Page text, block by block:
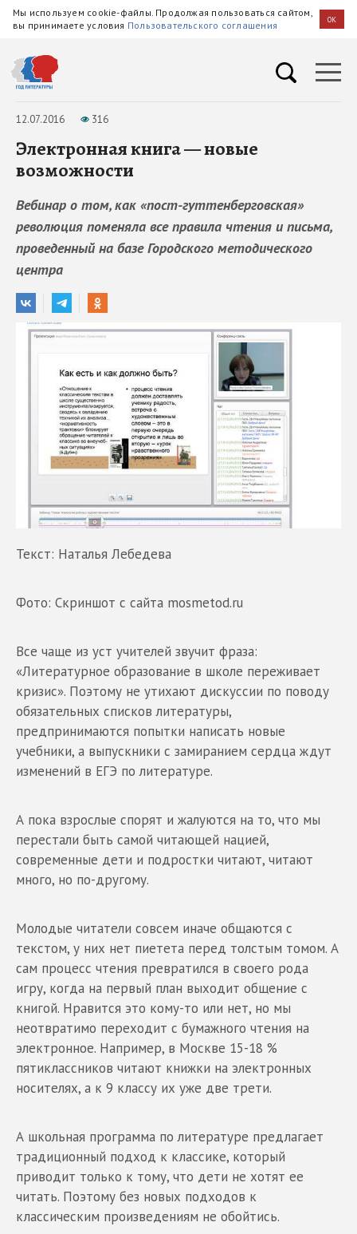
Мы используем cookie-файлы. Продолжая пользоваться сайтом,
вы принимаете условия Пользовательского соглашения OK
12.07.2016 316
Электронная книга — новые
возможности
Вебинар о том, как «пост-гуттенберговская»
революция поменяла все правила чтения и письма,
проведенный на базе Городского методического
центра
Текст: Наталья Лебедева
Фото: Скриншот с сайта mosmetod.ru
Все чаще из уст учителей звучит фраза:
«Литературное образование в школе переживает
кризис». Поэтому не утихают дискуссии по поводу
обязательных списков литературы,
предпринимаются попытки написать новые
учебники, а выпускники с замиранием сердца ждут
изменений в ЕГЭ по литературе.
А пока взрослые спорят и жалуются на то, что мы
перестали быть самой читающей нацией,
современные дети и подростки читают, читают
много, но по-другому.
Молодые читатели совсем иначе общаются с
текстом, у них нет пиетета перед толстым томом. А
сам процесс чтения превратился в своего рода
игру, когда на первый план выходит общение с
книгой. Нравится это кому-то или нет, но мы
неотвратимо переходит с бумажного чтения на
электронное. Например, в Москве 15-18 %
пятиклассников читают книжки на электронных
носителях, а к 9 классу их уже две трети.
А школьная программа по литературе предлагает
традиционный подход к классике, который
приводит только к тому, что дети не хотят ее
читать. Поэтому без новых подходов к
классическим произведениям не обойтись.